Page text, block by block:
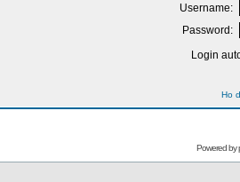
Username:
Password:
Login
Ho
Powered by